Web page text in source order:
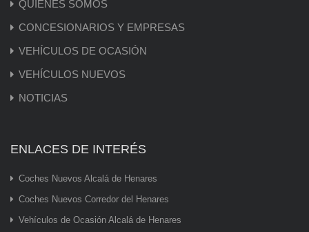
QUIENES SOMOS
CONCESIONARIOS Y EMPRESAS
VEHÍCULOS DE OCASIÓN
VEHÍCULOS NUEVOS
NOTICIAS
ENLACES DE INTERÉS
Coches Nuevos Alcalá de Henares
Coches Nuevos Corredor del Henares
Vehículos de Ocasión Alcalá de Henares